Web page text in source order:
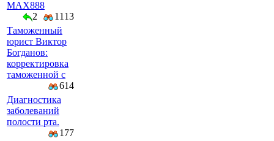
MAX888
2
1113
Таможенный
юрист Виктор
Богданов:
корректировка
таможенной с
614
Диагностика
заболеваний
полости рта.
177